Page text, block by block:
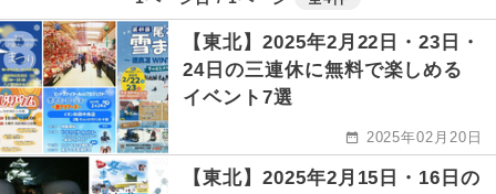
【東北】2025年2月22日・23日・
24日の三連休に無料で楽しめる
イベント7選
2025年02月20日
【東北】2025年2月15日・16日の